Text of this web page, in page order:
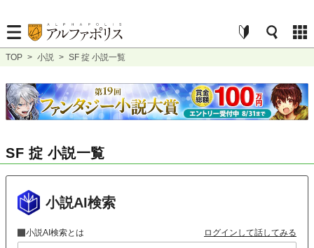
TOP > 小説 > SF 掟 小説一覧
SF 掟 小説一覧
小説AI検索
小説AI検索とは ログインして話してみる